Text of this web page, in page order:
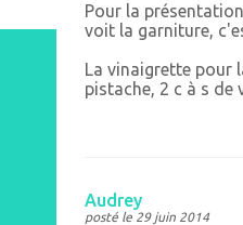
Pour la
voit la garniture,
La vinaigrette pour
pistache, 2 c à s de
Audrey
posté le 29 juin 2014